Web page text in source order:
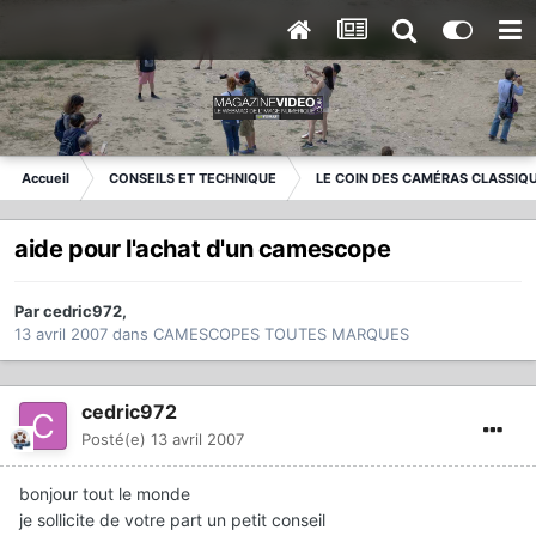
Accueil CONSEILS ET TECHNIQUE LE COIN DES CAMÉRAS
aide pour l'achat d'un camescope
Parcedric972,
13 avril 2007 dans CAMESCOPES TOUTES MARQUES
cedric972
Posté(e) 13 avril 2007
bonjour tout le monde
je sollicite de votre part un petit conseil